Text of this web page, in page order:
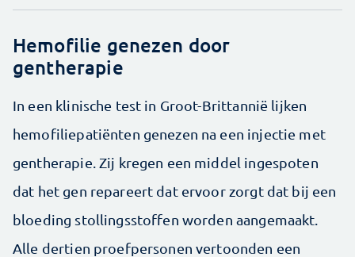
Hemofilie genezen door
gentherapie
In een klinische test in Groot-Brittannië lijken
hemofiliepatiënten genezen na een injectie met
gentherapie. Zij kregen een middel ingespoten
dat het gen repareert dat ervoor zorgt dat bij een
bloeding stollingsstoffen worden aangemaakt.
Alle dertien proefpersonen vertoonden een